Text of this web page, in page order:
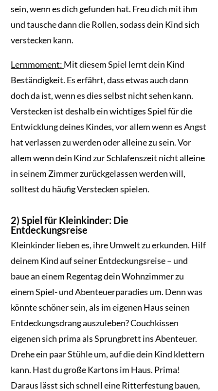
sein, wenn es dich gefunden hat. Freu dich mit ihm
und tausche dann die Rollen, sodass dein Kind sich
verstecken kann.
Lernmoment: Mit diesem Spiel lernt dein Kind
Beständigkeit. Es erfährt, dass etwas auch dann
doch da ist, wenn es dies selbst nicht sehen kann.
Verstecken ist deshalb ein wichtiges Spiel für die
Entwicklung deines Kindes, vor allem wenn es Angst
hat verlassen zu werden oder alleine zu sein. Vor
allem wenn dein Kind zur Schlafenszeit nicht alleine
in seinem Zimmer zurückgelassen werden will,
solltest du häufig Verstecken spielen.
2) Spiel für Kleinkinder: Die
Entdeckungsreise
Kleinkinder lieben es, ihre Umwelt zu erkunden. Hilf
deinem Kind auf seiner Entdeckungsreise – und
baue an einem Regentag dein Wohnzimmer zu
einem Spiel- und Abenteuerparadies um. Denn was
könnte schöner sein, als im eigenen Haus seinen
Entdeckungsdrang auszuleben? Couchkissen
eigenen sich prima als Sprungbrett ins Abenteuer.
Drehe ein paar Stühle um, auf die dein Kind klettern
kann. Hast du große Kartons im Haus. Prima!
Daraus lässt sich schnell eine Ritterfestung bauen,